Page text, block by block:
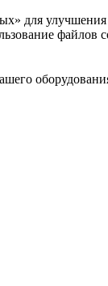
улучшения
файлов